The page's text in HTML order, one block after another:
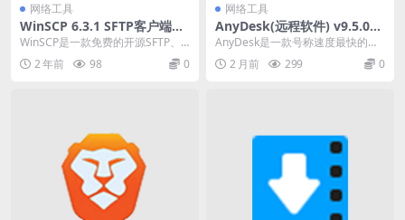
网络工具
WinSCP 6.3.1 SFTP客户端简
体中文便携版
WinSCP是一款免费的开源SFTP、S
CP和FTP客户端，它可以在Windo
w...2 年前 98 0
网络工具
AnyDesk(远程软件) v9.5.0
中文便携式版
AnyDesk是一款号称速度最快的免
费远程连接/远程桌面控制软件，据
说是前 Te...
2 月前 299 0